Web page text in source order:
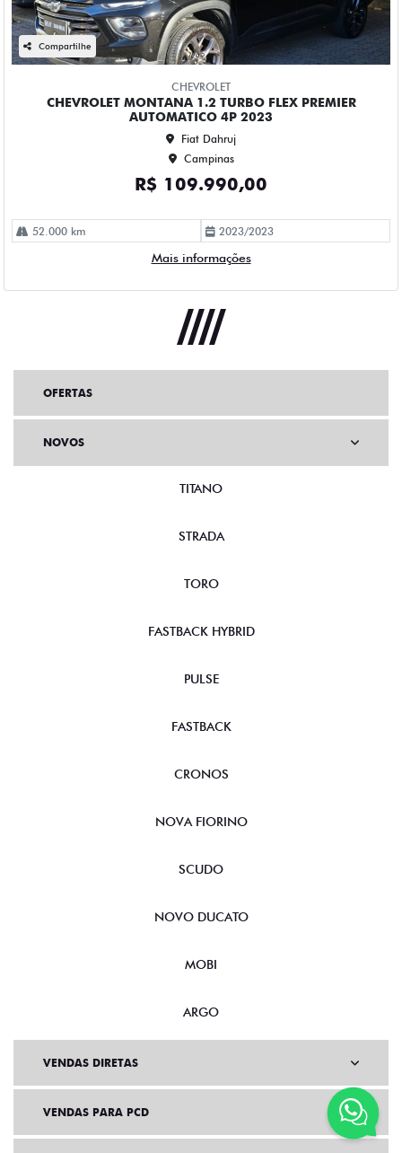
OFERTAS
NOVOS
TITANO
STRADA
TORO
FASTBACK HYBRID
PULSE
FASTBACK
CRONOS
NOVA FIORINO
SCUDO
NOVO DUCATO
MOBI
ARGO
VENDAS DIRETAS
VENDAS PARA PCD